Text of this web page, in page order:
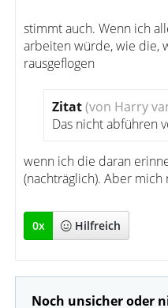
stimmt auch. Wenn ich
arbeiten würde, wie die,
rausgeflogen
Zitat(von Harry
Das nicht abführen
wenn ich die daran
(nachträglich). Aber mich
0x Hilfreich
Noch unsicher oder